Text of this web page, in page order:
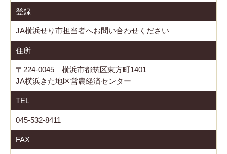
登録
JA横浜せり市担当者へお問い合わせください
住所
〒224-0045 横浜市都筑区東方町1401
JA横浜きた地区営農経済センター
TEL
045-532-8411
FAX